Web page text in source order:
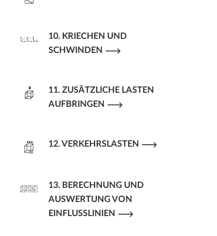
10. KRIECHEN UND
SCHWINDEN
11. ZUSÄTZLICHE LASTEN
AUFBRINGEN
12. VERKEHRSLASTEN
13. BERECHNUNG UND
AUSWERTUNG VON
EINFLUSSLINIEN